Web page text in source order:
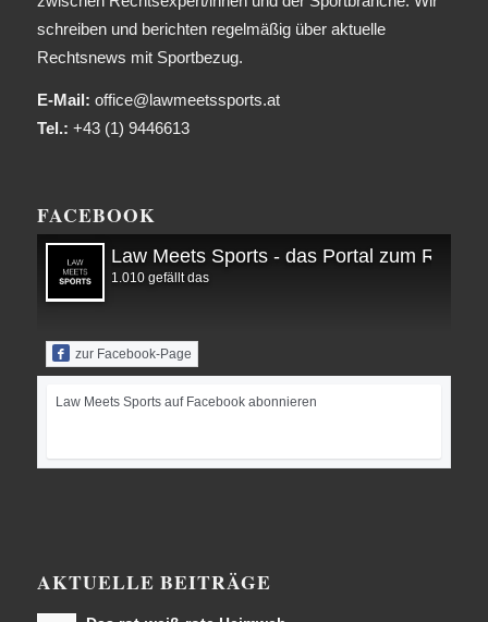
schreiben und berichten regelmäßig über aktuelle
Rechtsnews mit Sportbezug.
E-Mail: office@lawmeetssports.at
Tel.: +43 (1) 9446613
FACEBOOK
Law Meets Sports - das Portal zum Recht
1.010 gefällt das
zur Facebook-Page
Law Meets Sports auf Facebook abonnieren
AKTUELLE BEITRÄGE